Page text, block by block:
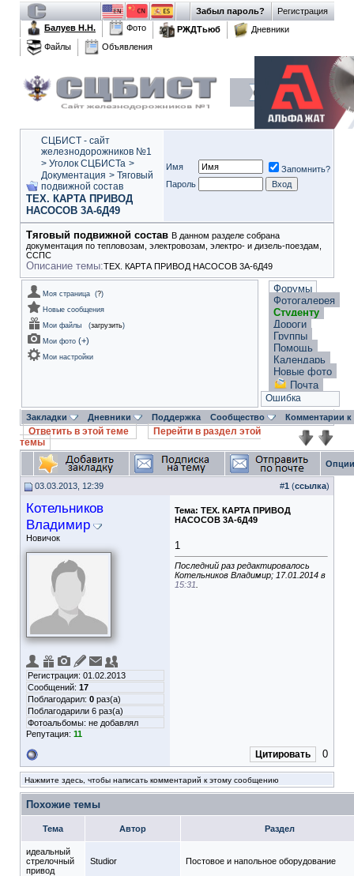
Регистрация
Забыл пароль?
Балуев Н.Н.
Фото РЖДТьюб
Дневники
Файлы
Объявления
СЦБИСТ - сайт
железнодорожников №1
> Уголок СЦБИСТа >
Документация > Тяговый
подвижной состав
ТЕХ. КАРТА ПРИВОД
НАСОСОВ 3А-6Д49
Имя
Запомнить?
Пароль
Тяговый подвижной состав В данном разделе собрана
документация по тепловозам, электровозам, электро- и дизель-поездам,
ССПС
Описание темы:ТЕХ. КАРТА ПРИВОД НАСОСОВ 3А-6Д49
Моя страница (?)
Новые сообщения
Мои файлы
(загрузить)
Мои фото (+)
Мои настройки
Форумы
Фотогалерея
Студенту
Дороги
Группы
Помощь
Календарь
Новые фото
Почта
Ошибка
Закладки Дневники Поддержка Сообщество Комментарии
Ответить в этой теме
Перейти в раздел этой
темы
03.03.2013, 12:39 #1 (ссылка)
Котельников
Владимир
Новичок
Регистрация: 01.02.2013
Сообщений: 17
Поблагодарил: 0 раз(а)
Поблагодарили 6 раз(а)
Фотоальбомы: не добавлял
Репутация: 11
Тема: ТЕХ. КАРТА ПРИВОД
НАСОСОВ 3А-6Д49
1
Последний раз редактировалось
Котельников Владимир; 17.01.2014 в
15:31
Цитировать 0
Нажмите здесь, чтобы написать комментарий к этому сообщению
Похожие темы
Тема Автор Раздел
идеальный
стрелочный
привод
Studior Постовое и напольное оборудование